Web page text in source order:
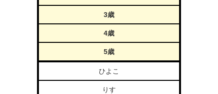
3歳
4歳
5歳
ひよこ
りす